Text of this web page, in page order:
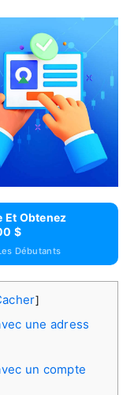
Obtenez
$
Débutants
]
une adress
un compte